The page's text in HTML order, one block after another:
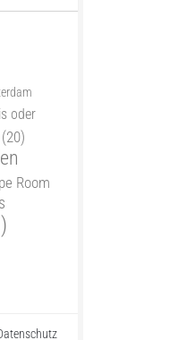
oder
(20)
Room